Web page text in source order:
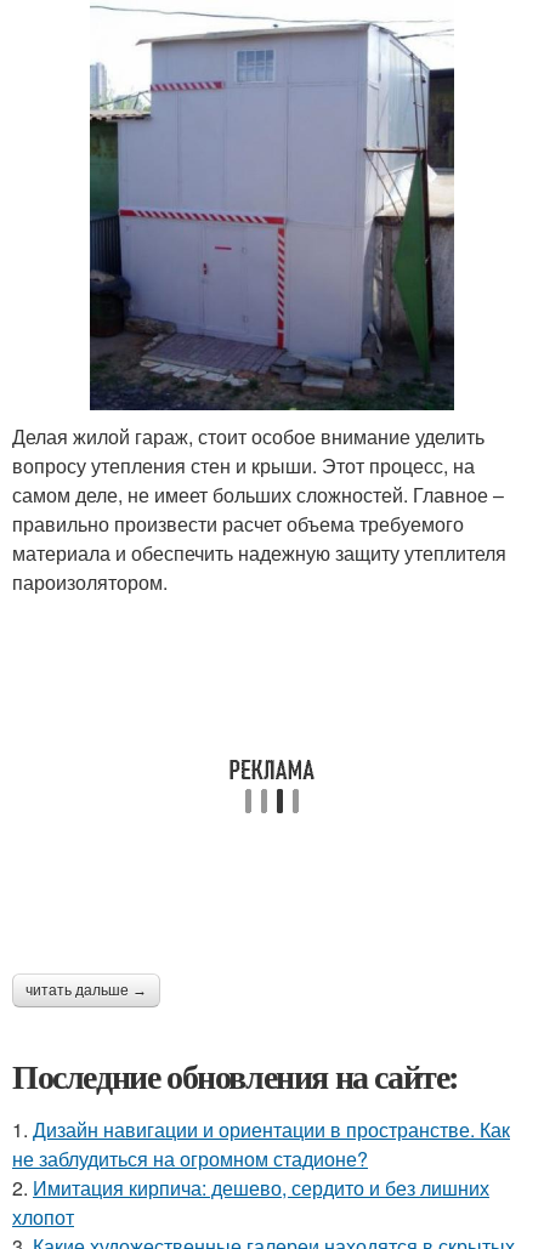
Делая жилой гараж, стоит особое внимание уделить
вопросу утепления стен и крыши. Этот процесс, на
самом деле, не имеет больших сложностей. Главное –
правильно произвести расчет объема требуемого
материала и обеспечить надежную защиту утеплителя
пароизолятором.
читать дальше →
Последние обновления на сайте:
1. Дизайн навигации и ориентации в пространстве. Как
не заблудиться на огромном стадионе?
2. Имитация кирпича: дешево, сердито и без лишних
хлопот